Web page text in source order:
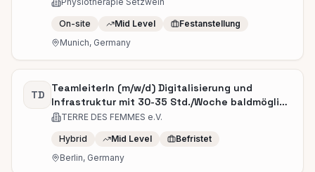
On-site Mid Level
Festanstellung
Munich, Germany
TD
TeamleiterIn (m/w/d) Digitalisierung und
Infrastruktur mit 30-35 Std./Woche baldmöglich
in Berlin gesucht
TERRE DES FEMMES e.V.
Hybrid Mid Level
Befristet
Berlin, Germany